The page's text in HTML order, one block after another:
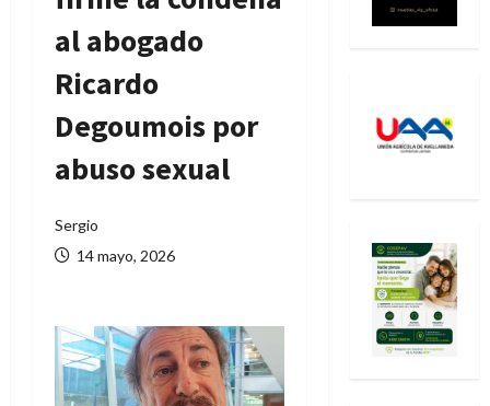
al abogado
Ricardo
Degoumois por
abuso sexual
Sergio
14 mayo, 2026